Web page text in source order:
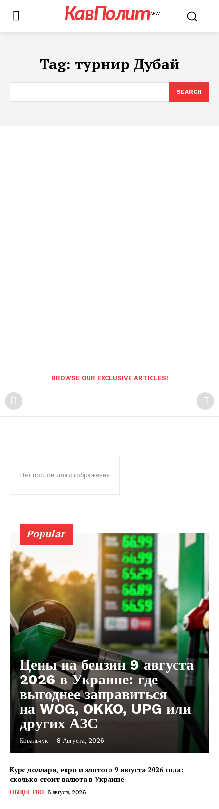
КавПолит
КавПолитNEW
Tag: турнир Дубай
SEARCH
BROWSE OUR EXCLUSIVE ARTICLES!
Нет постов для отображения
Popular
Цены на бензин 9 августа
2026 в Украине: где
выгоднее заправиться
на WOG, OKKO, UPG или
других АЗС
Ковальчук - 8 Августа, 2026
Курс доллара, евро и злотого 9 августа 2026 года:
сколько стоит валюта в Украине
ОБЩЕСТВО 8 августа, 2026